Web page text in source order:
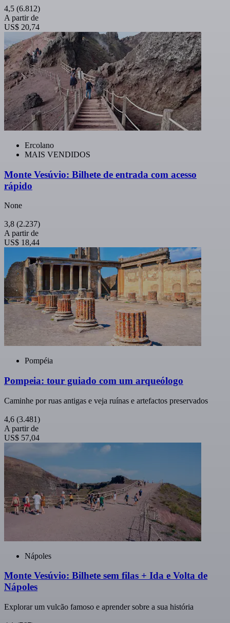
4,5 (6.812)
A partir de
US$ 20,74
Ercolano
MAIS VENDIDOS
Monte Vesúvio: Bilhete de entrada com acesso
rápido
None
3,8 (2.237)
A partir de
US$ 18,44
Pompéia
Pompeia: tour guiado com um arqueólogo
Caminhe por ruas antigas e veja ruínas e artefactos preservados
4,6 (3.481)
A partir de
US$ 57,04
Nápoles
Monte Vesúvio: Bilhete sem filas + Ida e Volta de
Nápoles
Explorar um vulcão famoso e aprender sobre a sua história